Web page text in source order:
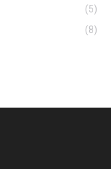
(5)
(8)